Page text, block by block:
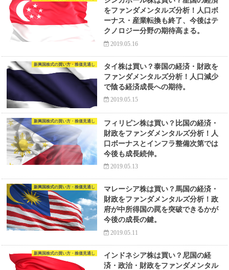
をファンダメンタルズ分析！人口ボ
ーナス・産業転換も終了、今後はテ
クノロジー分野の期待高まる。
2019.05.16
新興国株式の買い方・株価見通し
タイ株は買い？泰国の経済・財政を
ファンダメンタルズ分析！人口減少
で陰る経済成長への期待。
2019.05.15
新興国株式の買い方・株価見通し
フィリピン株は買い？比国の経済・
財政をファンダメンタルズ分析！人
口ボーナスとインフラ整備次第では
今後も成長続伸。
2019.05.13
新興国株式の買い方・株価見通し
マレーシア株は買い？馬国の経済・
財政をファンダメンタルズ分析！政
府が中所得国の罠を突破できるかが
今後の成長の鍵。
2019.05.11
新興国株式の買い方・株価見通し
インドネシア株は買い？尼国の経
済・政治・財政をファンダメンタル